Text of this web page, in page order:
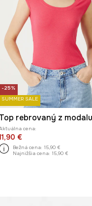
-25%
SUMMER SALE
cena:
€
Bežná cena: 15,90 €
Najnižšia cena: 15,90 €